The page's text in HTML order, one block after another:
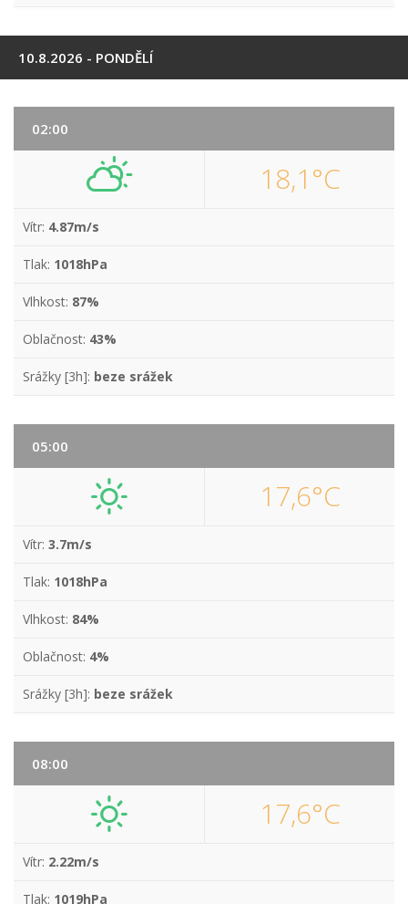
10.8.2026 - PONDĚLÍ
02:00
18,1°C
Vítr: 4.87m/s
Tlak: 1018hPa
Vlhkost: 87%
Oblačnost: 43%
Srážky [3h]: beze srážek
05:00
17,6°C
Vítr: 3.7m/s
Tlak: 1018hPa
Vlhkost: 84%
Oblačnost: 4%
Srážky [3h]: beze srážek
08:00
17,6°C
Vítr: 2.22m/s
Tlak: 1019hPa